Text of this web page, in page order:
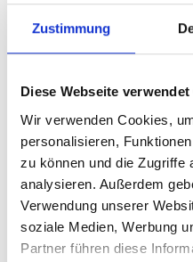
Zustimmung
Diese Webseite
Wir verwenden Cookies,
personalisieren,
zu können und die Zugriffe
analysieren. Außerdem
Verwendung unserer
soziale Medien, Werbung
Partner führen diese
Zwei „Choral-
Karg-Elert (1877 bis
gleichfalls auf. Das
sehr düster und elegisch
ein feiner, wissender
Akzeptierens, welches
Not Teil des großen
Musik trotz aller